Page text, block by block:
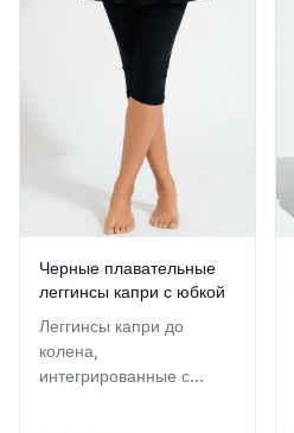
Черные плавательные
леггинсы капри с юбкой
Леггинсы капри до
колена,
интегрированные с